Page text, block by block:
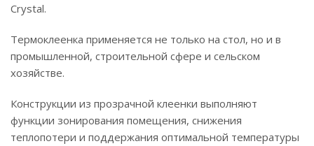
Crystal.
Термоклеенка применяется не только на стол, но и в
промышленной, строительной сфере и сельском
хозяйстве.
Конструкции из прозрачной клеенки выполняют
функции зонирования помещения, снижения
теплопотери и поддержания оптимальной температуры